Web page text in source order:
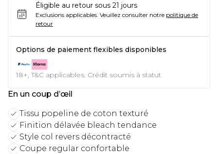
Éligible au retour sous 21 jours
Exclusions applicables. Veuillez consulter notre politique de
retour
Options de paiement flexibles disponibles
18+, T&C applicables. Crédit soumis à statut
En un coup d’œil
Tissu popeline de coton texturé
Finition délavée bleach tendance
Style col revers décontracté
Coupe regular confortable